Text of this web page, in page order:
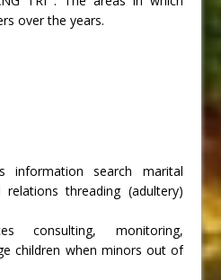
over the years.
information search marital
relations threading (adultery)
consulting, monitoring,
children when minors out of